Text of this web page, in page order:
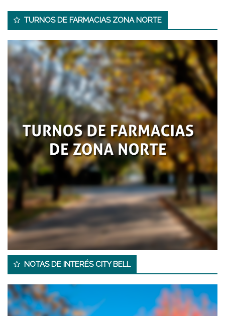
Secondary
Sidebar
TURNOS DE FARMACIAS ZONA NORTE
NOTAS DE INTERÉS CITY BELL